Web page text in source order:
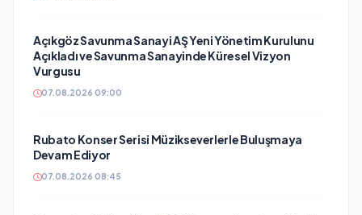
Açıkgöz Savunma Sanayi AŞ Yeni Yönetim Kurulunu
Açıkladı ve Savunma Sanayinde Küresel Vizyon
Vurgusu
07.08.2026 09:00
Rubato Konser Serisi Müzikseverlerle Buluşmaya
Devam Ediyor
07.08.2026 08:45